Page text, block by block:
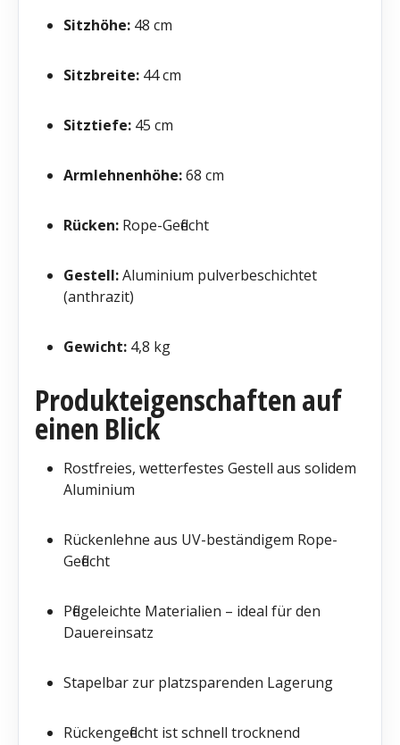
Sitzhöhe: 48 cm
Sitzbreite: 44 cm
Sitztiefe: 45 cm
Armlehnenhöhe:68 cm
Rücken: Rope-Geflecht
Gestell:Aluminium pulverbeschichtet
(anthrazit)
Gewicht: 4,8 kg
Produkteigenschaften auf
einen Blick
Rostfreies, wetterfestes Gestell aus solidem
Aluminium
Rückenlehne aus UV-beständigem Rope-
Geflecht
Pflegeleichte Materialien – ideal für den
Dauereinsatz
Stapelbar zur platzsparenden Lagerung
Rückengeflecht ist schnell trocknend